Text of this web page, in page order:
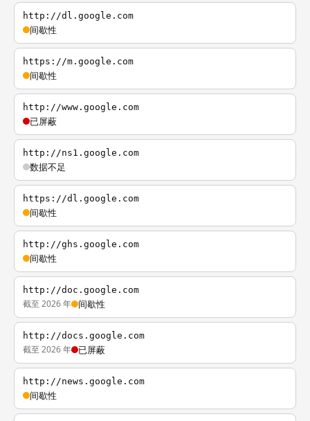
http://dl.google.com
间歇性
https://m.google.com
间歇性
http://www.google.com
已屏蔽
http://ns1.google.com
数据不足
https://dl.google.com
间歇性
http://ghs.google.com
间歇性
http://doc.google.com
截至 2026 年 间歇性
http://docs.google.com
截至 2026 年 已屏蔽
http://news.google.com
间歇性